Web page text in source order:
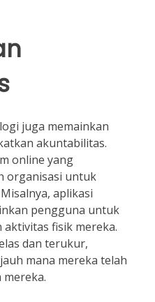
juga memainkan
akuntabilitas.
online yang
organisasi untuk
aplikasi
pengguna untuk
fisik mereka.
dan terukur,
mana mereka telah